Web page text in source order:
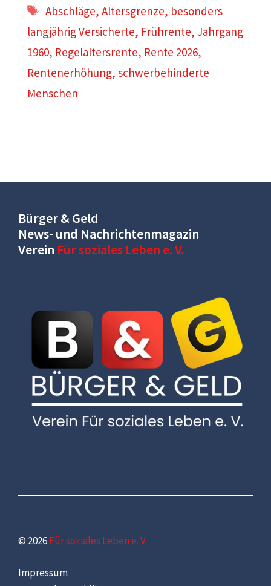
Schlagwörter
Abschläge,Altersgrenze, besonders
langjährig Versicherte, Frührente, Jahrgang
1960, Regelaltersrente, Rente 2026,
Rentenerhöhung, schwerbehinderte
Menschen
Bürger & Geld
News- und Nachrichtenmagazin
Verein Für soziales Leben e. V.
© 2026Für soziales Leben e. V.
Impressum